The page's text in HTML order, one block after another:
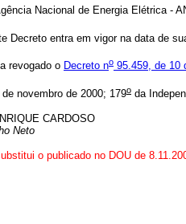
Nacional de Energia Elétrica -
Decreto entra em vigor na data de
revogado o Decreto no 95.459, de 10
novembro de 2000; 179o da
CARDOSO
Neto
o publicado no DOU de